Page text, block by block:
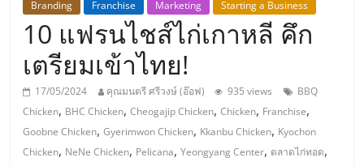
เอ
ส
เอ็
Branding Franchise Marketing Starting a Business
10 แฟรนไชส์ไก่เกาหลี คึก
เตรียมเข้าไทย!
17/05/2024 คุณมนตรี ศรีวงษ์ (อ๊อฟ) 935 views
BBQ
Chicken, BHC Chicken,Cheogajip Chicken,Chicken, Franchise,
Goobne Chicken,Gyerimwon Chicken, Kkanbu Chicken, Kyochon
Chicken, NeNe Chicken, Pelicana,Yeongyang Center, ตลาดไก่ทอด,